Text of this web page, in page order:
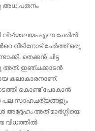
അധ:പതനം
എന്ന പേരില്‍
വീടിനോട് ചേര്‍ത്ത് ഒരു
തെക്കന്‍ ചിട്ട
അത്. ഇഞ്ചക്കാടന്‍
കലാകാരനാണ്.
കൊണ്ട് പോകാൻ
പല സാഹചര്യങ്ങളും
അദ്ദേഹം അത് മാർഗ്ഗിയെ
വിധത്തിൽ